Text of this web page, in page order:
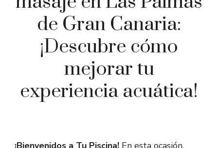
de Gran Canaria:
¡Descubre cómo
mejorar tu
experiencia acuática!